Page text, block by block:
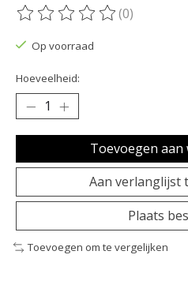
De beoordeling van dit
(0)
Op voorraad
Hoeveelheid:
Toevoegen aan
Aan verlanglijst
Plaats
Toevoegen om te vergelijken